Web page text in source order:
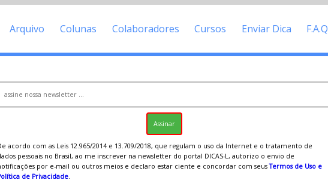
Arquivo Colunas Colaboradores Cursos Enviar Dica F.A.Q
acordo com as Leis 12.965/2014 e 13.709/2018, que regulam o uso da Internet e o tratamento de
pessoais no Brasil, ao me inscrever na newsletter do portal DICAS-L, autorizo o envio de
por e-mail ou outros meios e declaro estar ciente e concordar com seusTermos de Uso e
de Privacidade.